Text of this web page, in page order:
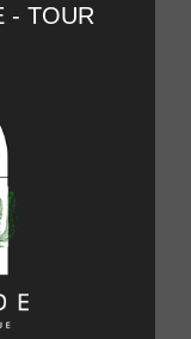
- TOUR